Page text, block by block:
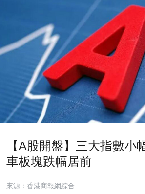
【A股開盤】三大指數小
車板塊跌幅居前
來源：香港商報網綜合